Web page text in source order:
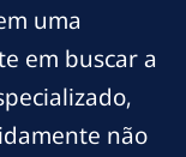
uma
em buscar a
não